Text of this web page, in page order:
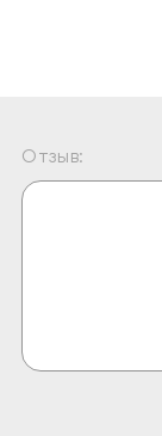
Отзыв: